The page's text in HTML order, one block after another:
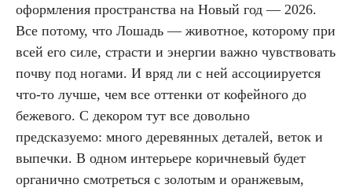
оформления пространства на Новый год — 2026.
Все потому, что Лошадь — животное, которому при
всей его силе, страсти и энергии важно чувствовать
почву под ногами. И вряд ли с ней ассоциируется
что-то лучше, чем все оттенки от кофейного до
бежевого. С декором тут все довольно
предсказуемо: много деревянных деталей, веток и
выпечки. В одном интерьере коричневый будет
органично смотреться с золотым и оранжевым,